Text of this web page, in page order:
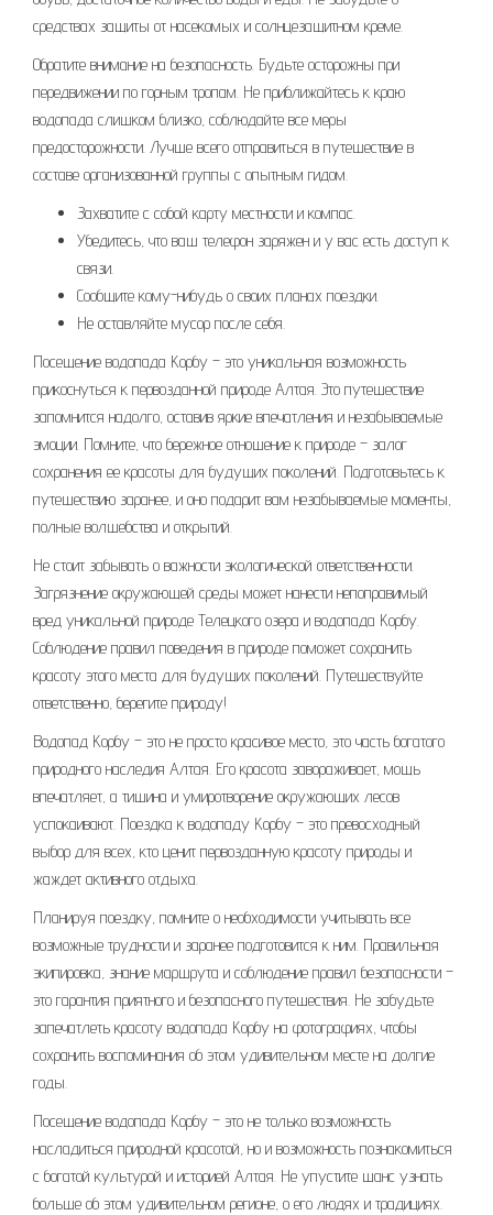
средствах защиты от насекомых и солнцезащитном креме.
Обратите внимание на безопасность. Будьте осторожны при
передвижении по горным тропам. Не приближайтесь к краю
водопада слишком близко, соблюдайте все меры
предосторожности. Лучше всего отправиться в путешествие в
составе организованной группы с опытным гидом.
Захватите с собой карту местности и компас.
Убедитесь, что ваш телефон заряжен и у вас есть доступ к
связи.
Сообщите кому-нибудь о своих планах поездки.
Не оставляйте мусор после себя.
Посещение водопада Корбу – это уникальная возможность
прикоснуться к первозданной природе Алтая. Это путешествие
запомнится надолго, оставив яркие впечатления и незабываемые
эмоции. Помните, что бережное отношение к природе – залог
сохранения ее красоты для будущих поколений. Подготовьтесь к
путешествию заранее, и оно подарит вам незабываемые моменты,
полные волшебства и открытий.
Не стоит забывать о важности экологической ответственности.
Загрязнение окружающей среды может нанести непоправимый
вред уникальной природе Телецкого озера и водопада Корбу.
Соблюдение правил поведения в природе поможет сохранить
красоту этого места для будущих поколений. Путешествуйте
ответственно, берегите природу!
Водопад Корбу – это не просто красивое место, это часть богатого
природного наследия Алтая. Его красота завораживает, мощь
впечатляет, а тишина и умиротворение окружающих лесов
успокаивают. Поездка к водопаду Корбу – это превосходный
выбор для всех, кто ценит первозданную красоту природы и
жаждет активного отдыха.
Планируя поездку, помните о необходимости учитывать все
возможные трудности и заранее подготовится к ним. Правильная
экипировка, знание маршрута и соблюдение правил безопасности –
это гарантия приятного и безопасного путешествия. Не забудьте
запечатлеть красоту водопада Корбу на фотографиях, чтобы
сохранить воспоминания об этом удивительном месте на долгие
годы.
Посещение водопада Корбу – это не только возможность
насладиться природной красотой, но и возможность познакомиться
с богатой культурой и историей Алтая. Не упустите шанс узнать
больше об этом удивительном регионе, о его людях и традициях.